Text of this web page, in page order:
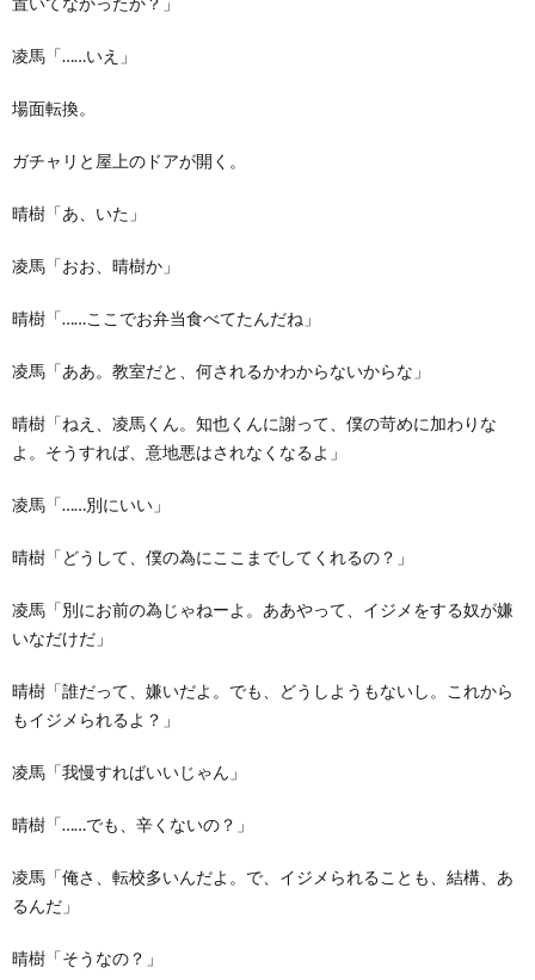
凌馬「……いえ」
場面転換。
ガチャリと屋上のドアが開く。
晴樹「あ、いた」
凌馬「おお、晴樹か」
晴樹「……ここでお弁当食べてたんだね」
凌馬「ああ。教室だと、何されるかわからないからな」
晴樹「ねえ、凌馬くん。知也くんに謝って、僕の苛めに加わりな
よ。そうすれば、意地悪はされなくなるよ」
凌馬「……別にいい」
晴樹「どうして、僕の為にここまでしてくれるの？」
凌馬「別にお前の為じゃねーよ。ああやって、イジメをする奴が嫌
いなだけだ」
晴樹「誰だって、嫌いだよ。でも、どうしようもないし。これから
もイジメられるよ？」
凌馬「我慢すればいいじゃん」
晴樹「……でも、辛くないの？」
凌馬「俺さ、転校多いんだよ。で、イジメられることも、結構、あ
るんだ」
晴樹「そうなの？」